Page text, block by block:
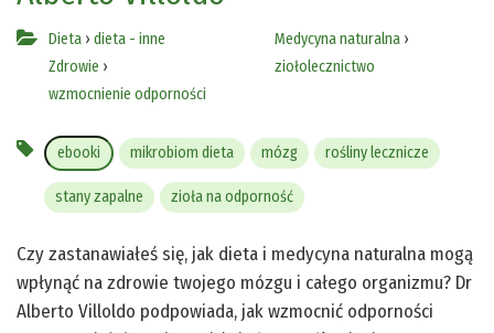
Dieta › dieta - inne
Zdrowie ›
wzmocnienie odporności
Medycyna naturalna›
ziołolecznictwo
ebooki mikrobiom dieta mózg rośliny lecznicze
stany zapalne zioła na odporność
Czy zastanawiałeś się, jak dieta i medycyna naturalna mogą
wpłynąć na zdrowie twojego mózgu i całego organizmu? Dr
Alberto Villoldo podpowiada, jak wzmocnić odporności